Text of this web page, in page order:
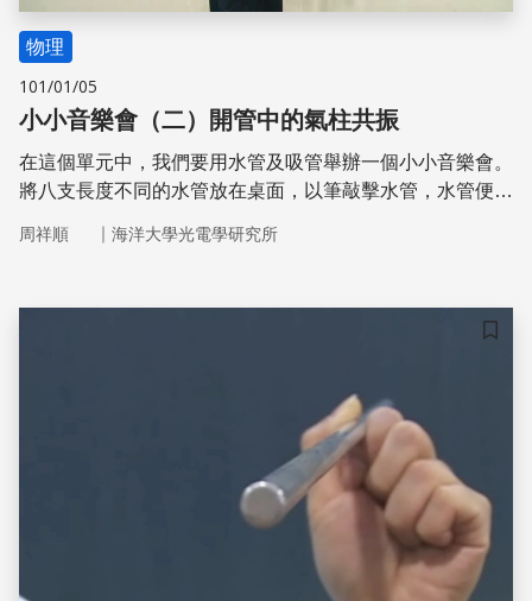
物理
101/01/05
小小音樂會（二）開管中的氣柱共振
在這個單元中，我們要用水管及吸管舉辦一個小小音樂會。
將八支長度不同的水管放在桌面，以筆敲擊水管，水管便會
管固定在硬紙板上做成一個排笛。對著吸管吹氣，吸管也在
tube）原理發聲的。水管及吸管的兩端都是開端，因此屬於
開管。我們已談過閉管中的氣柱共振現象。現在我們談談開
水管與吸管會唱歌。用筆敲擊水管，水管可產生各種不同頻
率的聲波，但是只有滿足氣柱共振條件的聲波才可在水管中
存留並放大，其他頻率的聲波進入水管後都會消失。水管愈
周祥順 ｜ 海洋大學光電學研究所
儲存